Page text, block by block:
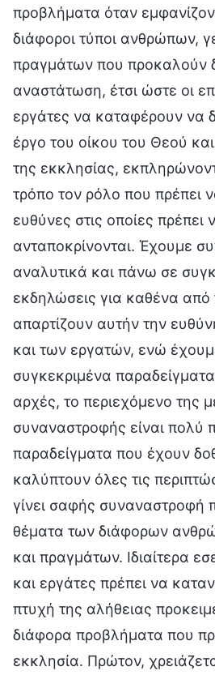
προβλήματα όταν
διάφοροι τύποι ανθρώπων,
πραγμάτων που προκαλούν
αναστάτωση, έτσι ώστε οι
εργάτες να καταφέρουν να
έργο του οίκου του Θεού
της εκκλησίας,
τρόπο τον ρόλο που πρέπει
ευθύνες στις οποίες πρέπει
ανταποκρίνονται. Έχουμε
αναλυτικά και πάνω σε
εκδηλώσεις για καθένα
απαρτίζουν αυτήν την
και των εργατών, ενώ
συγκεκριμένα
αρχές, το περιεχόμενο της
συναναστροφής είναι πολύ
παραδείγματα που έχουν
καλύπτουν όλες τις
γίνει σαφής συναναστροφή
θέματα των διάφορων
και πραγμάτων. Ιδιαίτερα
και εργάτες πρέπει να
πτυχή της αλήθειας
διάφορα προβλήματα που
εκκλησία. Πρώτον,